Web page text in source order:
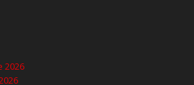
2026